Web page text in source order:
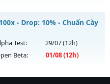
https://muhoalong.pro
chủ
vào 13h ngày
- Drop: 10% - Chuẩn Cày
Test: 29/07(12h)
Beta: 01/08(12h)
- Tự Làm Tự Ăn